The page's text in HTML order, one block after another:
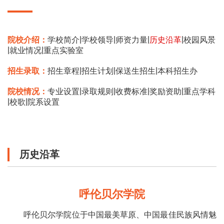
院校介绍： 学校简介 学校领导 师资力量 历史沿革 校园风景
就业情况 重点实验室
招生录取： 招生章程 招生计划 保送生招生 本科招生办
院校情况： 专业设置 录取规则 收费标准 奖励资助 重点学科
校歌 院系设置
历史沿革
呼伦贝尔学院
呼伦贝尔学院位于中国最美草原、中国最佳民族风情魅